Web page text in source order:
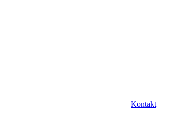
Kontakt